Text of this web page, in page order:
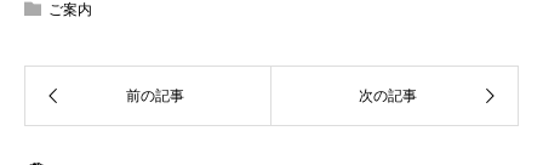
ご案内